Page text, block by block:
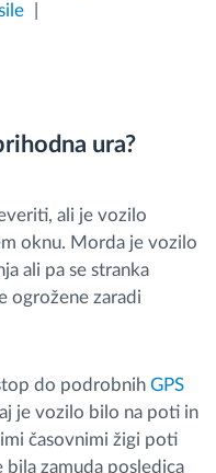
ura?
ali je vozilo
oknu. Morda je vozilo
ali pa se stranka
ogrožene zaradi
do podrobnih GPS
je vozilo bilo na poti in
časovnimi žigi poti
zamuda posledica